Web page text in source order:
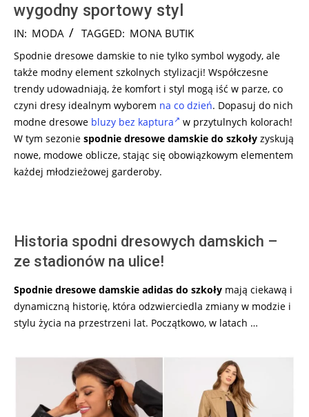
wygodny sportowy styl
2024-
13
IN: MODA TAGGED: MONA BUTIK
Spodnie dresowe damskie to nie tylko symbol wygody, ale
także modny element szkolnych stylizacji! Współczesne
trendy udowadniają, że komfort i styl mogą iść w parze, co
czyni dresy idealnym wyborem na co dzień. Dopasuj do nich
modne dresowe bluzy bez kaptura
w przytulnych kolorach!
W tym sezonie spodnie dresowe damskie do szkoły zyskują
nowe, modowe oblicze, stając się obowiązkowym elementem
każdej młodzieżowej garderoby.
Historia spodni dresowych damskich –
ze stadionów na ulice!
Spodnie dresowe damskie adidas do szkoły mają ciekawą i
dynamiczną historię, która odzwierciedla zmiany w modzie i
stylu życia na przestrzeni lat. Początkowo, w latach …